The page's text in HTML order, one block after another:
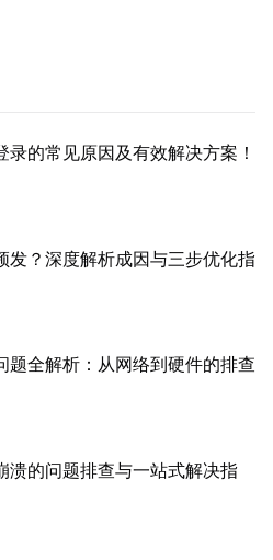
录的常见原因及有效解决方案！
发？深度解析成因与三步优化指
题全解析：从网络到硬件的排查
溃的问题排查与一站式解决指